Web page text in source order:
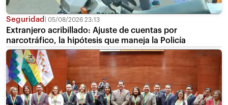
Seguridad 05/08/2026 23:13
Extranjero acribillado: Ajuste de cuentas por
narcotráfico, la hipótesis que maneja la Policía